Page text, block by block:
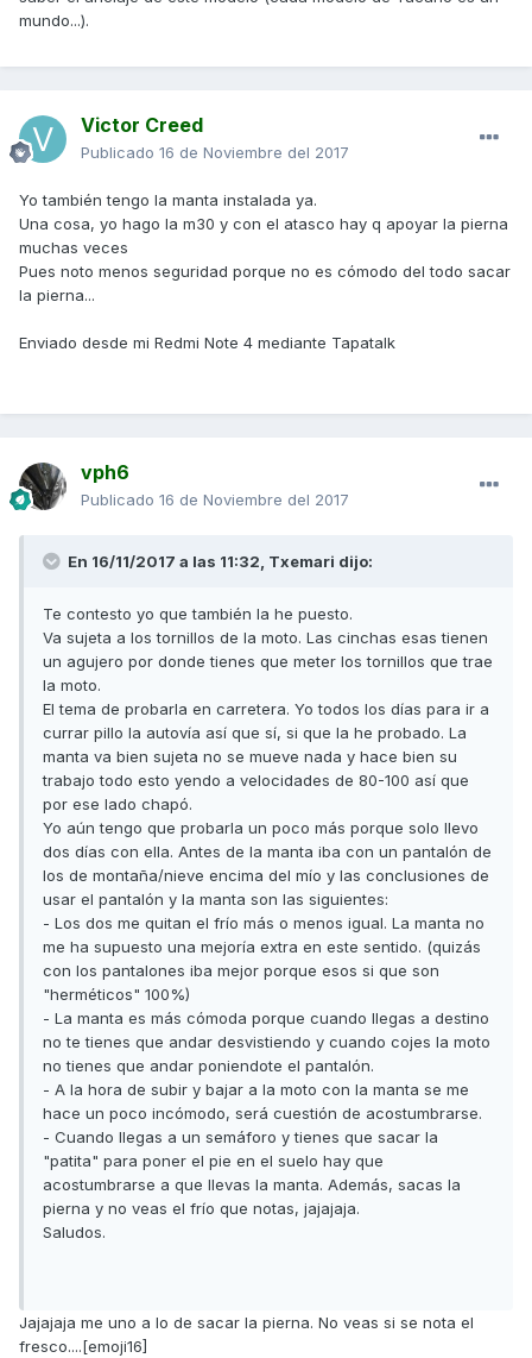
pierna y no veas el frío que notas, jajajaja.
mundo...).
Victor Creed
Publicado 16 de Noviembre del 2017
Yo también tengo la manta instalada ya.
Una cosa, yo hago la m30 y con el atasco hay q apoyar la pierna
muchas veces
Pues noto menos seguridad porque no es cómodo del todo sacar
la pierna...
Enviado desde mi Redmi Note 4 mediante Tapatalk
vph6
Publicado 16 de Noviembre del 2017
En 16/11/2017 a las 11:32, Txemari dijo:
Te contesto yo que también la he puesto.
Va sujeta a los tornillos de la moto. Las cinchas esas tienen
un agujero por donde tienes que meter los tornillos que trae
la moto.
El tema de probarla en carretera. Yo todos los días para ir a
currar pillo la autovía así que sí, si que la he probado. La
manta va bien sujeta no se mueve nada y hace bien su
trabajo todo esto yendo a velocidades de 80-100 así que
por ese lado chapó.
Yo aún tengo que probarla un poco más porque solo llevo
dos días con ella. Antes de la manta iba con un pantalón de
los de montaña/nieve encima del mío y las conclusiones de
usar el pantalón y la manta son las siguientes:
- Los dos me quitan el frío más o menos igual. La manta no
me ha supuesto una mejoría extra en este sentido. (quizás
con los pantalones iba mejor porque esos si que son
"herméticos" 100%)
- La manta es más cómoda porque cuando llegas a destino
no te tienes que andar desvistiendo y cuando cojes la moto
no tienes que andar poniendote el pantalón.
- A la hora de subir y bajar a la moto con la manta se me
hace un poco incómodo, será cuestión de acostumbrarse.
- Cuando llegas a un semáforo y tienes que sacar la
"patita" para poner el pie en el suelo hay que
acostumbrarse a que llevas la manta. Además, sacas la
pierna y no veas el frío que notas, jajajaja.
Saludos.
Jajajaja me uno a lo de sacar la pierna. No veas si se nota el
fresco....[emoji16]